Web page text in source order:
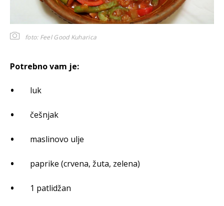
foto: Feel Good Kuharica
Potrebno vam je:
luk
češnjak
maslinovo ulje
paprike (crvena, žuta, zelena)
1 patlidžan